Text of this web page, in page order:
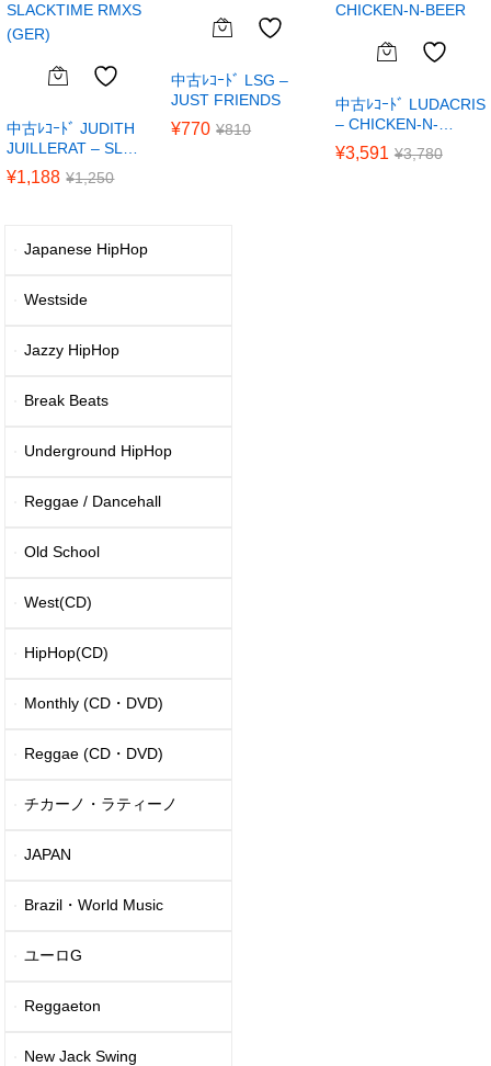
中古ﾚｺｰﾄﾞ JUDITH
JUILLERAT – SL…
¥1,188 ¥1,250
中古ﾚｺｰﾄﾞ LSG –
JUST FRIENDS
¥770 ¥810
中古ﾚｺｰﾄﾞ LUDACRIS
– CHICKEN-N-…
¥3,591 ¥3,780
Japanese HipHop
Westside
Jazzy HipHop
Break Beats
Underground HipHop
Reggae / Dancehall
Old School
West(CD)
HipHop(CD)
Monthly (CD・DVD)
Reggae (CD・DVD)
チカーノ・ラティーノ
JAPAN
Brazil・World Music
ユーロG
Reggaeton
New Jack Swing